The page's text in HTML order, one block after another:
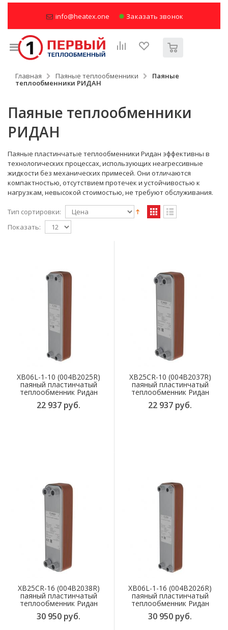
info@heatex.one Заказать звонок
Главная Паяные теплообменники Паяные
теплообменники РИДАН
Паяные теплообменники
РИДАН
Паяные пластинчатые теплообменники Ридан эффективны в
технологических процессах, использующих неагрессивные
жидкости без механических примесей. Они отличаются
компактностью, отсутствием протечек и устойчивостью к
нагрузкам, невысокой стоимостью, не требуют обслуживания.
Тип сортировки:
Показать:
XB06L-1-10 (004B2025R)
паяный пластинчатый
теплообменник Ридан
22 937 руб.
XB25CR-10 (004B2037R)
паяный пластинчатый
теплообменник Ридан
22 937 руб.
XB25CR-16 (004B2038R)
паяный пластинчатый
теплообменник Ридан
30 950 руб.
XB06L-1-16 (004B2026R)
паяный пластинчатый
теплообменник Ридан
30 950 руб.